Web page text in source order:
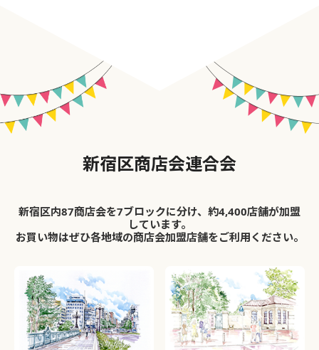
新宿区商店会連合会
新宿区内87商店会を7ブロックに分け、約4,400店舗が加盟
しています。
お買い物はぜひ各地域の商店会加盟店舗をご利用ください。